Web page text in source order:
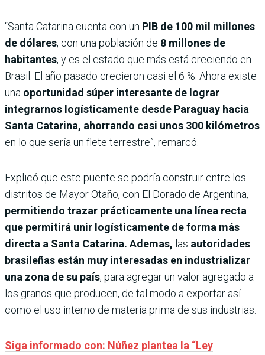
“Santa Catarina cuenta con un PIB de 100 mil millones
de dólares, con una población de 8 millones de
habitantes, y es el estado que más está creciendo en
Brasil. El año pasado crecieron casi el 6 %. Ahora existe
una oportunidad súper interesante de lograr
integrarnos logísticamente desde Paraguay hacia
Santa Catarina, ahorrando casi unos 300 kilómetros
en lo que sería un flete terrestre”, remarcó.
Explicó que este puente se podría construir entre los
distritos de Mayor Otaño, con El Dorado de Argentina,
permitiendo trazar prácticamente una línea recta
que permitirá unir logísticamente de forma más
directa a Santa Catarina. Ademas, las autoridades
brasileñas están muy interesadas en industrializar
una zona de su país, para agregar un valor agregado a
los granos que producen, de tal modo a exportar así
como el uso interno de materia prima de sus industrias.
Siga informado con: Núñez plantea la “Ley